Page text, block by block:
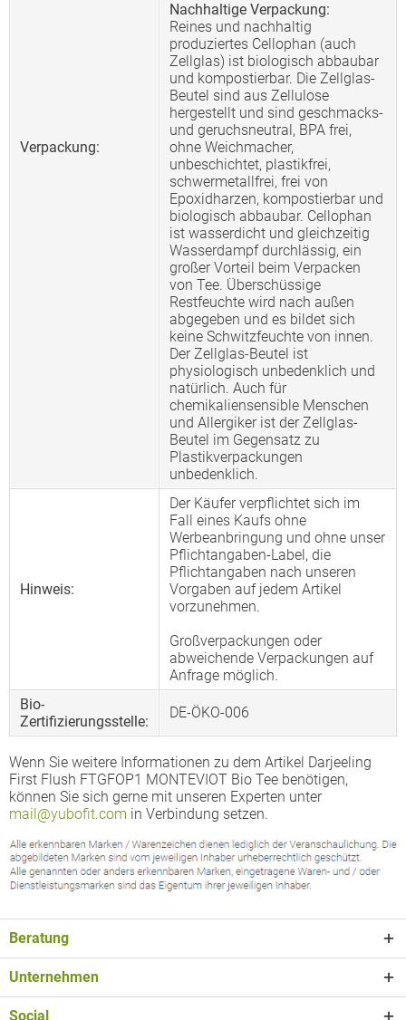
Verpackung:
Nachhaltige Verpackung:
Reines und nachhaltig
produziertes Cellophan (auch
Zellglas) ist biologisch abbaubar
und kompostierbar. Die Zellglas-
Beutel sind aus Zellulose
hergestellt und sind geschmacks-
und geruchsneutral, BPA frei,
ohne Weichmacher,
unbeschichtet, plastikfrei,
schwermetallfrei, frei von
Epoxidharzen, kompostierbar und
biologisch abbaubar. Cellophan
ist wasserdicht und gleichzeitig
Wasserdampf durchlässig, ein
großer Vorteil beim Verpacken
von Tee. Überschüssige
Restfeuchte wird nach außen
abgegeben und es bildet sich
keine Schwitzfeuchte von innen.
Der Zellglas-Beutel ist
physiologisch unbedenklich und
natürlich. Auch für
chemikaliensensible Menschen
und Allergiker ist der Zellglas-
Beutel im Gegensatz zu
Plastikverpackungen
unbedenklich.
Hinweis:
Der Käufer verpflichtet sich im
Fall eines Kaufs ohne
Werbeanbringung und ohne unser
Pflichtangaben-Label, die
Pflichtangaben nach unseren
Vorgaben auf jedem Artikel
vorzunehmen.
Großverpackungen oder
abweichende Verpackungen auf
Anfrage möglich.
Bio-
Zertifizierungsstelle:
DE-ÖKO-006
Wenn Sie weitere Informationen zu dem Artikel Darjeeling
First Flush FTGFOP1 MONTEVIOT Bio Tee benötigen,
können Sie sich gerne mit unseren Experten unter
mail@yubofit.com in Verbindung setzen.
Beratung
Unternehmen
Social